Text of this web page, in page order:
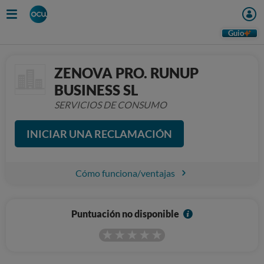
Guio
ZENOVA PRO. RUNUP
BUSINESS SL
SERVICIOS DE CONSUMO
INICIAR UNA RECLAMACIÓN
Cómo funciona/ventajas
Puntuación no disponible
I